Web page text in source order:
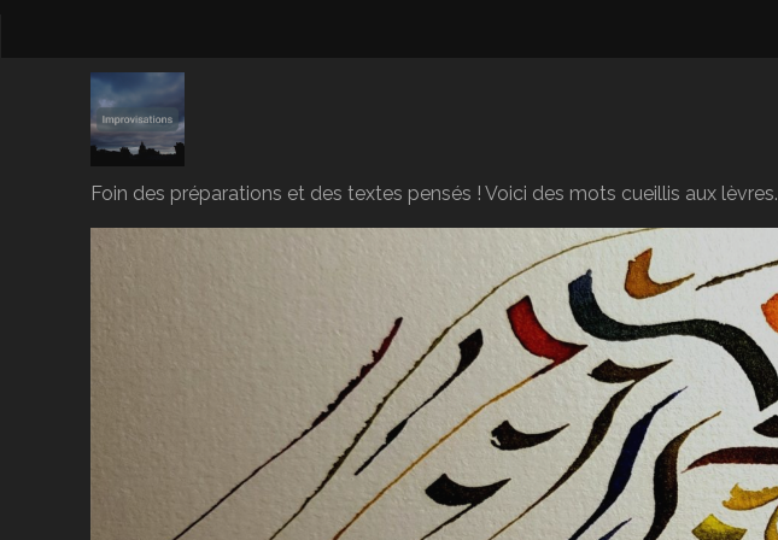
Foin des préparations et des textes pensés ! Voici des mots cueillis aux lèvres.